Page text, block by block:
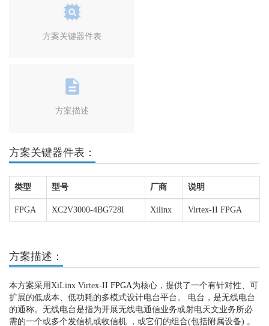
方案关键器件表
方案描述
方案关键器件表：
类型 型号 厂商 说明
FPGA XC2V3000-4BG728I Xilinx Virtex-II FPGA
方案描述：
本方案采用XiLinx Virtex-II FPGA为核心，提供了一个有针对性、可
扩展的低成本、低功耗的多模式设计电台平台。 电台，是无线电台
的通称。无线电台是指为开展无线电通信业务或射电天文业务所必
需的一个或多个发信机或收信机 ，或它们的组合(包括附属设备) 。